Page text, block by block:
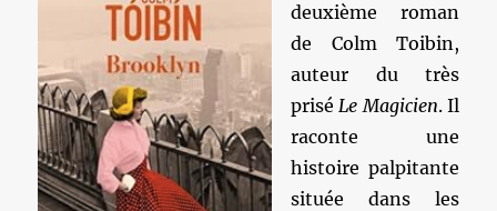
deuxième roman
de Colm Toibin,
auteur du très
priséLe Magicien. Il
raconte une
histoire palpitante
située dans les